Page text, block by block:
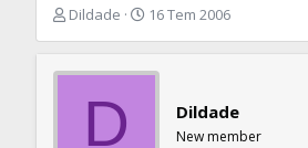
K
b
Dildade
B
l
16 Tem 2006
D Dildade
New member